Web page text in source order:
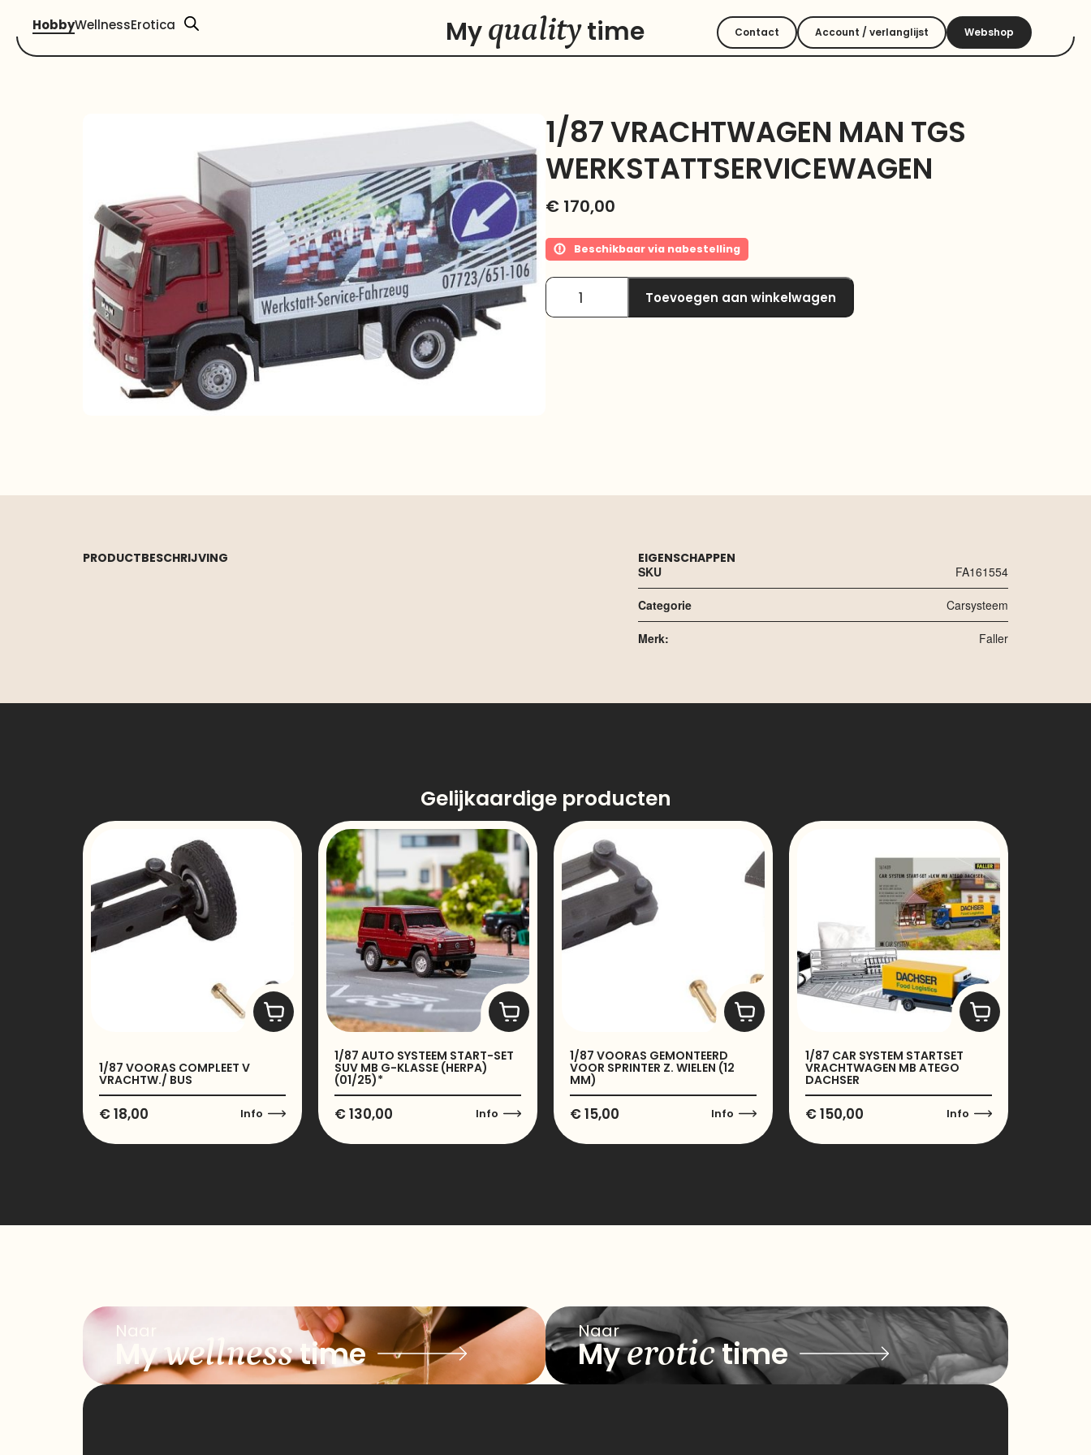
HobbyWellnessErotica Myqualitytime Contact Account / verlanglijst Webshop
1/87 VRACHTWAGEN MAN TGS
WERKSTATTSERVICEWAGEN
€ 170,00
Beschikbaar via nabestelling
Toevoegen aan winkelwagen
PRODUCTBESCHRIJVING
EIGENSCHAPPEN
SKU
FA161554
Categorie Carsysteem
Merk: Faller
Gelijkaardige producten
1/87 VOORAS COMPLEET V
VRACHTW./ BUS
€18,00 Info
1/87 AUTO SYSTEEM START-SET
SUV MB G-KLASSE (HERPA)
(01/25)*
€130,00 Info
1/87 VOORAS GEMONTEERD
VOOR SPRINTER Z. WIELEN (12
MM)
€15,00 Info
1/87 CAR SYSTEM STARTSET
VRACHTWAGEN MB ATEGO
DACHSER
€150,00 Info
Naar
Mywellnesstime
Naar
Myerotictime